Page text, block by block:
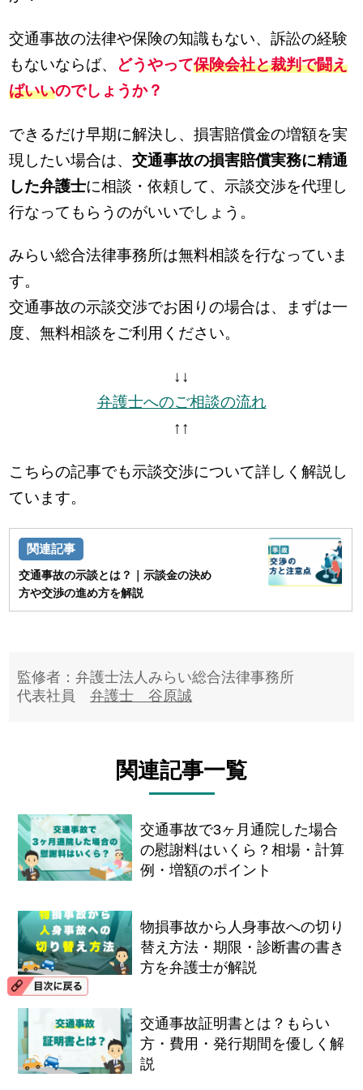
交通事故の法律や保険の知識もない、訴訟の経験
もないならば、
どうやって保険会社と裁判で闘え
ばいいのでしょうか？
できるだけ早期に解決し、損害賠償金の増額を実
現したい場合は、交通事故の損害賠償実務に精通
した弁護士に相談・依頼して、示談交渉を代理し
行なってもらうのがいいでしょう。
みらい総合法律事務所は無料相談を行なっていま
す。
交通事故の示談交渉でお困りの場合は、まずは一
度、無料相談をご利用ください。
↓↓
弁護士へのご相談の流れ
↑↑
こちらの記事でも示談交渉について詳しく解説し
ています。
交通事故の示談とは？｜示談金の決め
方や交渉の進め方を解説
監修者：弁護士法人みらい総合法律事務所
代表社員弁護士 谷原誠
関連記事一覧
交通事故で3ヶ月通院した場合
の慰謝料はいくら？相場・計算
例・増額のポイント
物損事故から人身事故への切り
替え方法・期限・診断書の書き
方を弁護士が解説
交通事故証明書とは？もらい
方・費用・発行期間を優しく解
説